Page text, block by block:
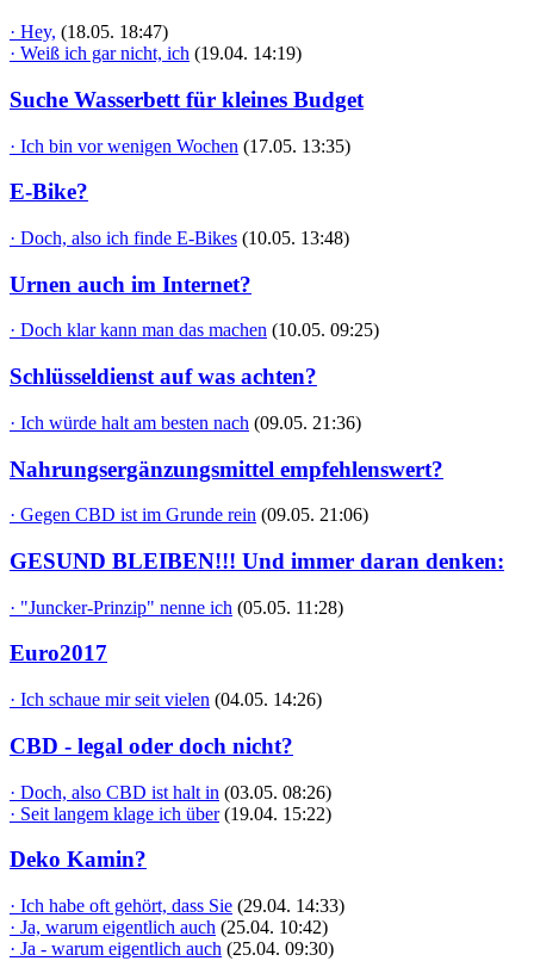
· Hey, (18.05. 18:47)
· Weiß ich gar nicht, ich (19.04. 14:19)
Suche Wasserbett für kleines Budget
· Ich bin vor wenigen Wochen (17.05. 13:35)
E-Bike?
· Doch, also ich finde E-Bikes (10.05. 13:48)
Urnen auch im Internet?
· Doch klar kann man das machen (10.05. 09:25)
Schlüsseldienst auf was achten?
· Ich würde halt am besten nach (09.05. 21:36)
Nahrungsergänzungsmittel empfehlenswert?
· Gegen CBD ist im Grunde rein (09.05. 21:06)
GESUND BLEIBEN!!! Und immer daran denken:
· "Juncker-Prinzip" nenne ich (05.05. 11:28)
Euro2017
· Ich schaue mir seit vielen (04.05. 14:26)
CBD - legal oder doch nicht?
· Doch, also CBD ist halt in (03.05. 08:26)
· Seit langem klage ich über (19.04. 15:22)
Deko Kamin?
· Ich habe oft gehört, dass Sie (29.04. 14:33)
· Ja, warum eigentlich auch (25.04. 10:42)
· Ja - warum eigentlich auch (25.04. 09:30)